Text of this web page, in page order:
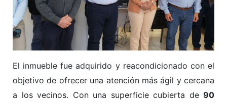
El inmueble fue adquirido y reacondicionado con el
objetivo de ofrecer una atención más ágil y cercana
a los vecinos. Con una superficie cubierta de 90